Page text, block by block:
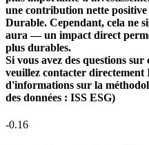
une contribution nette
Durable. Cependant, cela ne
aura — un impact direct
plus durables.
Si vous avez des questions
veuillez contacter
d'informations sur la
des données : ISS ESG)
-0.16